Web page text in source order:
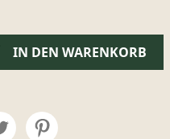
IN DEN WARENKORB